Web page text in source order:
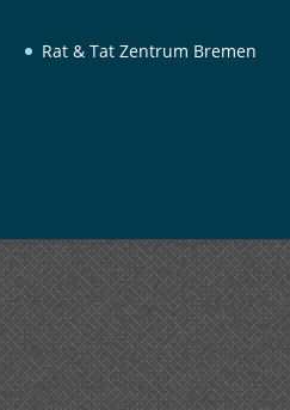
Rat & Tat Zentrum Bremen